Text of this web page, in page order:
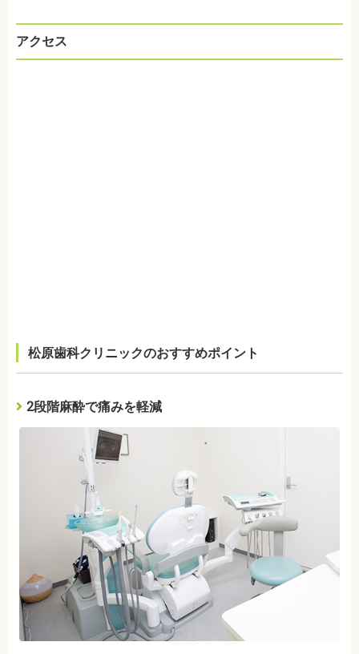
アクセス
松原歯科クリニックのおすすめポイント
2段階麻酔で痛みを軽減